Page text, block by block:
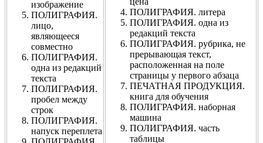
изображение
ПОЛИГРАФИЯ.
лицо,
являющееся
совместно
ПОЛИГРАФИЯ.
одна из редакций
текста
ПОЛИГРАФИЯ.
пробел между
строк
ПОЛИГРАФИЯ.
напуск переплета
ПОЛИГРАФИЯ. литера
ПОЛИГРАФИЯ. одна из
редакций текста
ПОЛИГРАФИЯ. рубрика, не
прерывающая текст,
расположенная на поле
страницы у первого абзаца
ПЕЧАТНАЯ ПРОДУКЦИЯ.
книга для обучения
ПОЛИГРАФИЯ. наборная
машина
ПОЛИГРАФИЯ. часть
таблицы